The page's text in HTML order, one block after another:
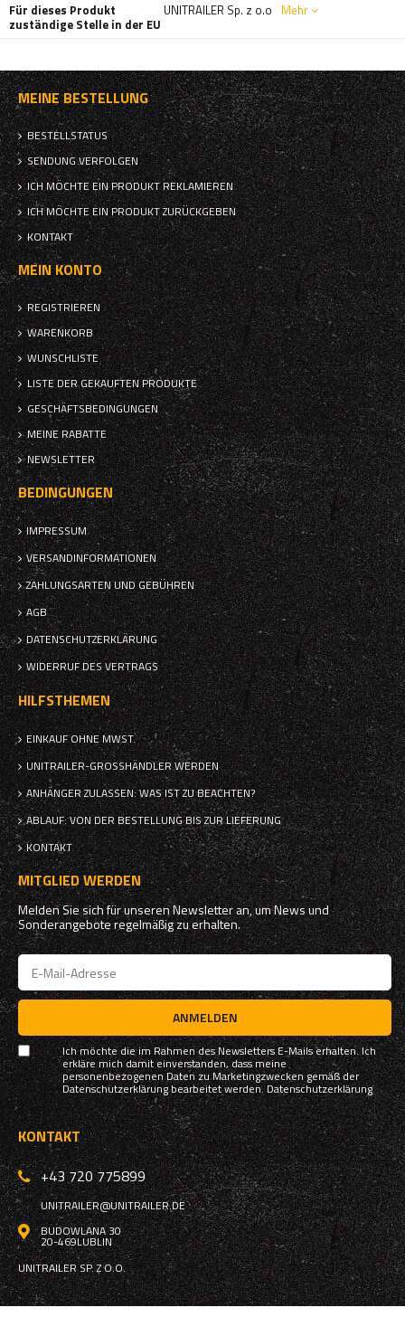
Für dieses Produkt
zuständige Stelle in der EU
UNITRAILER Sp. z o.o Mehr
MEINE BESTELLUNG
BESTELLSTATUS
SENDUNG VERFOLGEN
ICH MÖCHTE EIN PRODUKT REKLAMIEREN
ICH MÖCHTE EIN PRODUKT ZURÜCKGEBEN
KONTAKT
MEIN KONTO
REGISTRIEREN
WARENKORB
WUNSCHLISTE
LISTE DER GEKAUFTEN PRODUKTE
GESCHÄFTSBEDINGUNGEN
MEINE RABATTE
NEWSLETTER
BEDINGUNGEN
IMPRESSUM
VERSANDINFORMATIONEN
ZAHLUNGSARTEN UND GEBÜHREN
AGB
DATENSCHUTZERKLÄRUNG
WIDERRUF DES VERTRAGS
HILFSTHEMEN
EINKAUF OHNE MWST.
UNITRAILER-GROSSHÄNDLER WERDEN
ANHÄNGER ZULASSEN: WAS IST ZU BEACHTEN?
ABLAUF: VON DER BESTELLUNG BIS ZUR LIEFERUNG
KONTAKT
MITGLIED WERDEN
Melden Sie sich für unseren Newsletter an, um News und
Sonderangebote regelmäßig zu erhalten.
ANMELDEN
Ich möchte die im Rahmen des Newsletters E-Mails erhalten. Ich
erkläre mich damit einverstanden, dass meine
personenbezogenen Daten zu Marketingzwecken gemäß der
Datenschutzerklärung bearbeitet werden.Datenschutzerklärung
KONTAKT
+43 720 775899
UNITRAILER@UNITRAILER.DE
BUDOWLANA 30
20-469LUBLIN
UNITRAILER SP. Z O.O.